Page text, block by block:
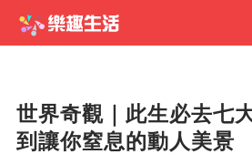
世界奇觀｜此生必去七
到讓你窒息的動人美景